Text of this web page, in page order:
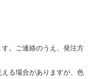
。ご連絡のうえ、発注方
る場合がありますが、色